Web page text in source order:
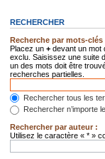
RECHERCHER
Recherche par mots-clés
Placez un + devant un mot
exclu. Saisissez une suite
un des mots doit être
recherches partielles.
Rechercher tous les
Rechercher n’importe
Rechercher par auteur :
Utilisez le caractère « * »